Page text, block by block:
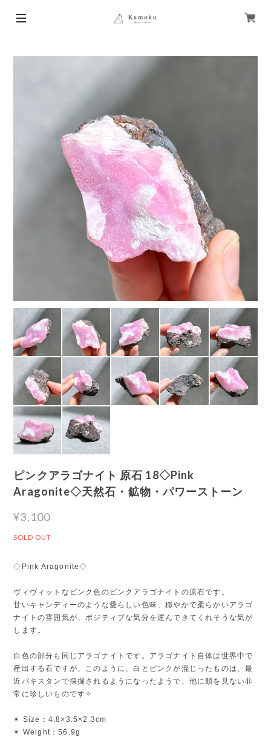
ピンクアラゴナイト 原石 18◇Pink
Aragonite◇天然石・鉱物・パワーストーン
¥3,100
SOLD OUT
◇Pink Aragonite◇
ヴィヴィットなピンク色のピンクアラゴナイトの原石です。
甘いキャンディーのような愛らしい色味、穏やかで柔らかいアラゴ
ナイトの雰囲気が、ポジティブな気分を運んできてくれそうな気が
します。
白色の部分も同じアラゴナイトです。アラゴナイト自体は世界中で
産出する石ですが、このように、白とピンクが混じったものは、最
近パキスタンで採掘されるようになったようで、他に類を見ない非
常に珍しいものです✧
✴︎ Size：4.8×3.5×2.3cm
✴︎ Weight：56.9g